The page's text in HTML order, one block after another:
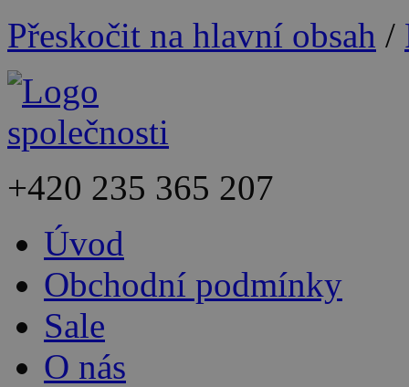
Přeskočit na hlavní obsah /
+420 235 365 207
Úvod
Obchodní podmínky
Sale
O nás